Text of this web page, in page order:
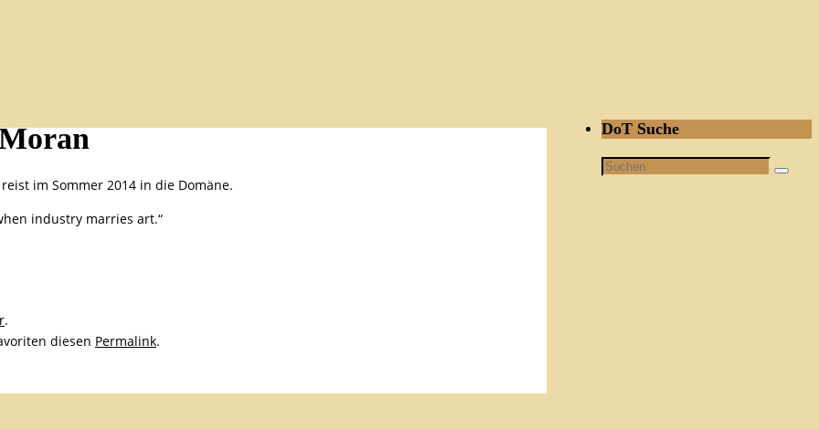
im Sommer 2014 in die Domäne.
industry marries art.“
.
diesen Permalink.
DoT Suche
Suchen